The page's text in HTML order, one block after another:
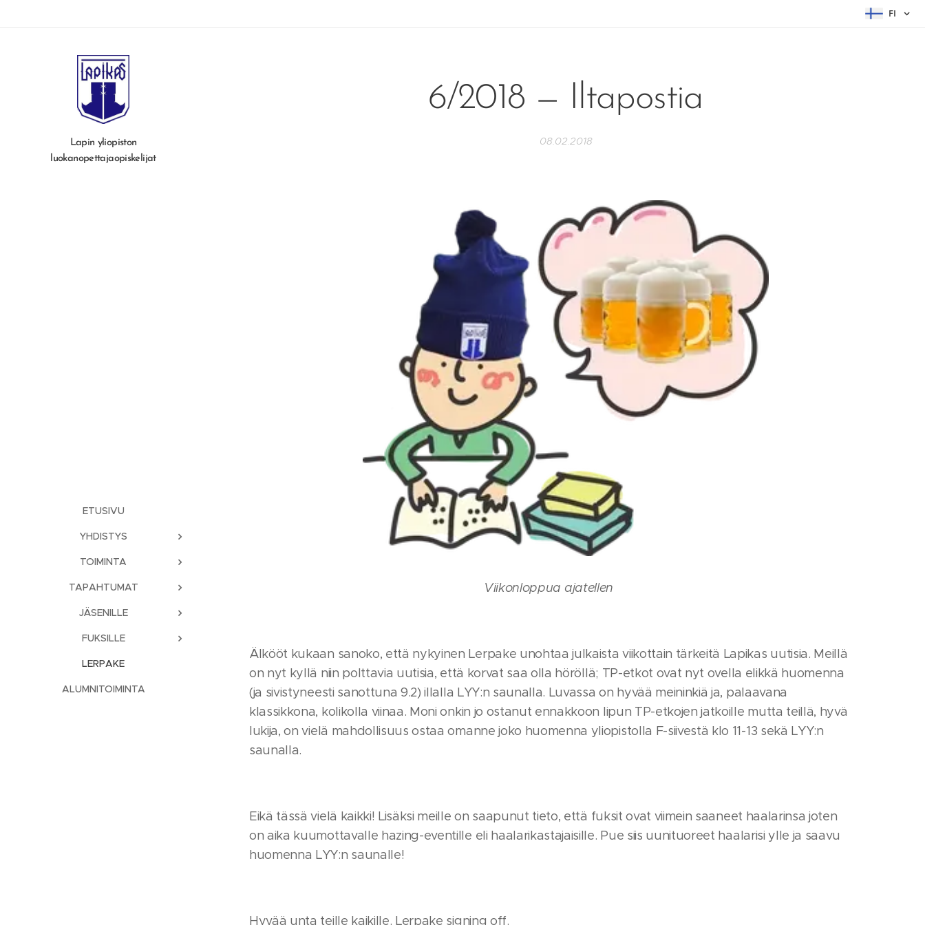
FI
Lapin yliopiston
luokanopettajaopiskelijat
ETUSIVU
YHDISTYS
TOIMINTA
TAPAHTUMAT
JÄSENILLE
FUKSILLE
LERPAKE
ALUMNITOIMINTA
6/2018 — Iltapostia
08.02.2018
Viikonloppua ajatellen
Älkööt kukaan sanoko, että nykyinen Lerpake unohtaa julkaista viikottain tärkeitä Lapikas uutisia. Meillä
on nyt kyllä niin polttavia uutisia, että korvat saa olla höröllä; TP-etkot ovat nyt ovella elikkä huomenna
(ja sivistyneesti sanottuna 9.2) illalla LYY:n saunalla. Luvassa on hyvää meininkiä ja, palaavana
klassikkona, kolikolla viinaa. Moni onkin jo ostanut ennakkoon lipun TP-etkojen jatkoille mutta teillä, hyvä
lukija, on vielä mahdollisuus ostaa omanne joko huomenna yliopistolla F-siivestä klo 11-13 sekä LYY:n
saunalla.
Eikä tässä vielä kaikki! Lisäksi meille on saapunut tieto, että fuksit ovat viimein saaneet haalarinsa joten
on aika kuumottavalle hazing-eventille eli haalarikastajaisille. Pue siis uunituoreet haalarisi ylle ja saavu
huomenna LYY:n saunalle!
Hyvää unta teille kaikille. Lerpake signing off.